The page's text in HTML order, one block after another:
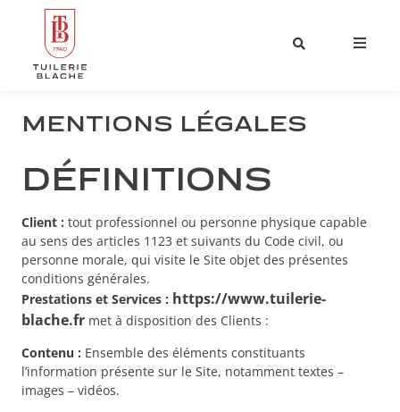
MENTIONS LÉGALES
DÉFINITIONS
Client : tout professionnel ou personne physique capable
au sens des articles 1123 et suivants du Code civil, ou
personne morale, qui visite le Site objet des présentes
conditions générales.
Prestations et Services : https://www.tuilerie-
blache.fr met à disposition des Clients :
Contenu : Ensemble des éléments constituants
l’information présente sur le Site, notamment textes –
images – vidéos.